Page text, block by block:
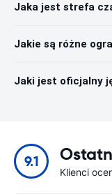
Jaka jest strefa
Jakie są różne
Jaki jest oficjalny
9.1
Klienci